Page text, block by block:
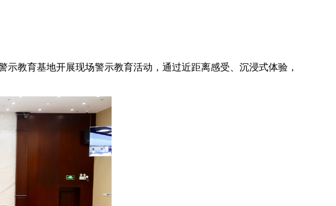
教育基地开展现场警示教育活动，通过近距离感受、沉浸式体验，